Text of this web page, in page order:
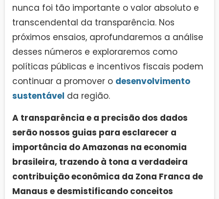
nunca foi tão importante o valor absoluto e
transcendental da transparência. Nos
próximos ensaios, aprofundaremos a análise
desses números e exploraremos como
políticas públicas e incentivos fiscais podem
continuar a promover o desenvolvimento
sustentável da região.
A transparência e a precisão dos dados
serão nossos guias para esclarecer a
importância do Amazonas na economia
brasileira, trazendo à tona a verdadeira
contribuição econômica da Zona Franca de
Manaus e desmistificando conceitos